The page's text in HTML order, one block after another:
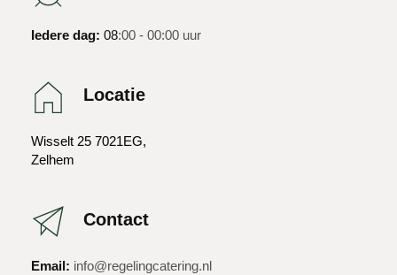
Iedere dag: 08:00 - 00:00 uur
Locatie
Wisselt 25 7021EG,
Zelhem
Contact
Email: info@regelingcatering.nl